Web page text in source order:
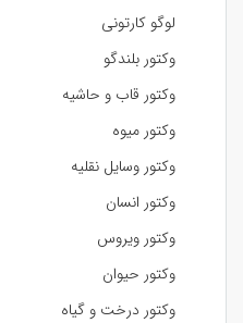
لوگو کارتونی
وکتور بلندگو
وکتور قاب و حاشیه
وکتور میوه
وکتور وسایل نقلیه
وکتور انسان
وکتور ویروس
وکتور حیوان
وکتور درخت و گیاه